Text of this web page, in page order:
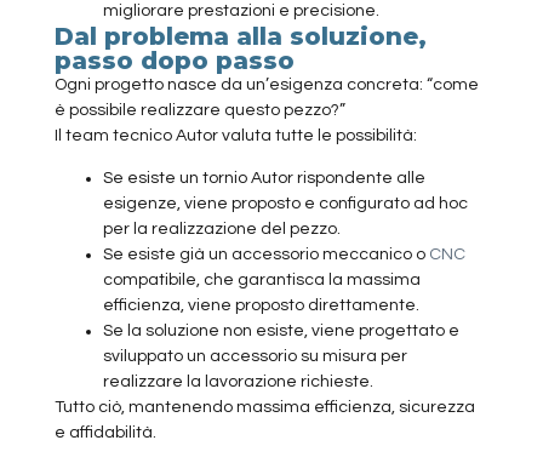
migliorare prestazioni e precisione.
Dal problema alla soluzione,
passo dopo passo
Ogni progetto nasce da un’esigenza concreta: “come
è possibile realizzare questo pezzo?”
Il team tecnico Autor valuta tutte le possibilità:
Se esiste un tornio Autor rispondente alle
esigenze, viene proposto e configurato ad hoc
per la realizzazione del pezzo.
Se esiste già un accessorio meccanico o CNC
compatibile, che garantisca la massima
efficienza, viene proposto direttamente.
Se la soluzione non esiste, viene progettato e
sviluppato un accessorio su misura per
realizzare la lavorazione richieste.
Tutto ciò, mantenendo massima efficienza, sicurezza
e affidabilità.